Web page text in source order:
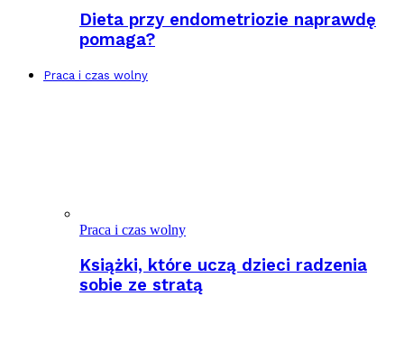
Dieta przy endometriozie naprawdę
pomaga?
Praca i czas wolny
Praca i czas wolny
Książki, które uczą dzieci radzenia
sobie ze stratą